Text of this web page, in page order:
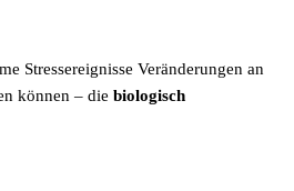
Stressereignisse Veränderungen an
können – die biologisch